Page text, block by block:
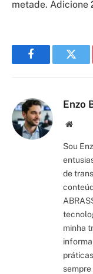
metade. Adicione
Facebook
Enzo
Site/
Sou
de
minha
sempre